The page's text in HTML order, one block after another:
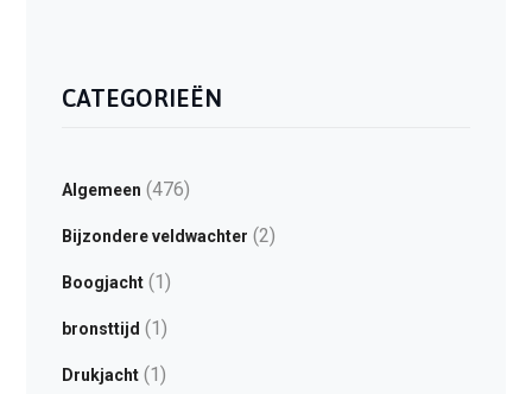
CATEGORIEËN
Algemeen (476)
Bijzondere veldwachter (2)
Boogjacht(1)
bronsttijd (1)
Drukjacht(1)